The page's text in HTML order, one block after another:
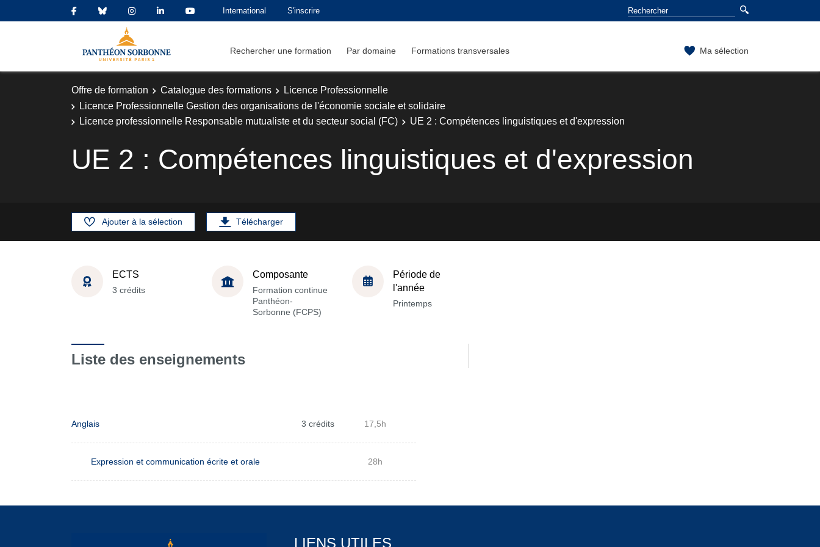
International S'inscrire
Rechercher une formation Par domaine Formations transversales Ma sélection
Offre de formation Catalogue des formations
Licence Professionnelle
Licence Professionnelle Gestion des organisations de l'économie sociale et solidaire
Licence professionnelle Responsable mutualiste et du secteur social (FC)
UE 2 : Compétences linguistiques et d'expression
UE 2 : Compétences linguistiques et d'expression
Ajouter à la sélection Télécharger
ECTS
3 crédits
Composante
Formation continue
Panthéon-
Sorbonne (FCPS)
Période de
l'année
Printemps
Liste des enseignements
Anglais 3 crédits 17,5h
Expression et communication écrite et orale 28h
LIENS UTILES